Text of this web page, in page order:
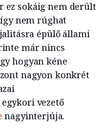
ez sokáig nem derült
nem rúghat
épülő állami
már nincs
hogyan kéne
nagyon konkrét
vezető
nagyinterjúja.